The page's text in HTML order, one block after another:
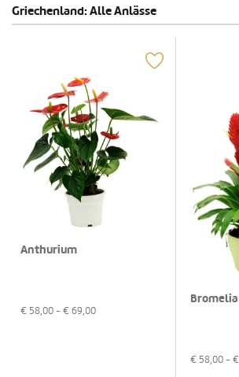
Griechenland: Alle Anlässe
Anthurium
€ 58,00 - € 69,00
Bromelia
€ 58,00 - €